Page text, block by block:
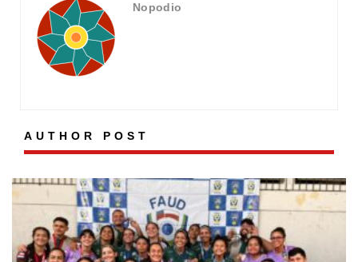
Nopodio
AUTHOR POST